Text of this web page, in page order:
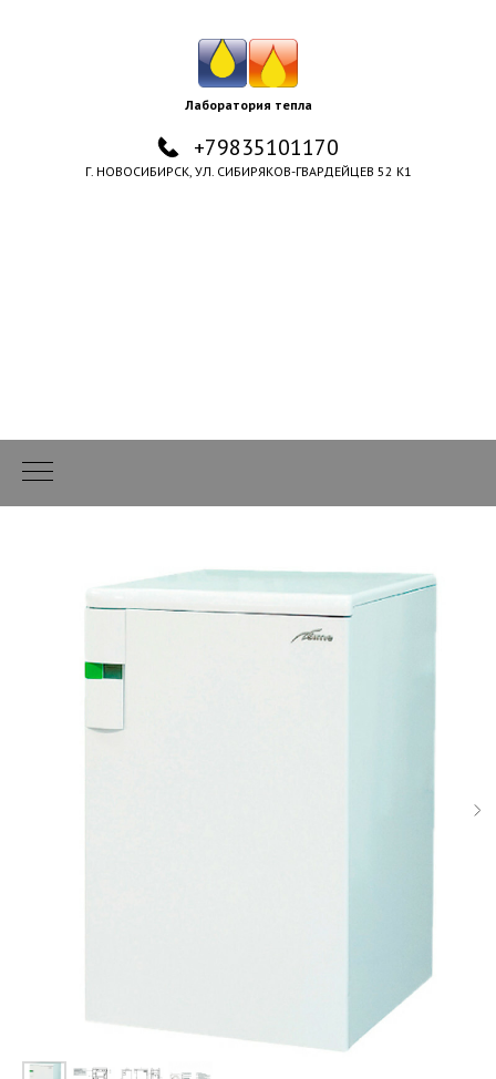
Лаборатория тепла
+79835101170
Г. НОВОСИБИРСК, УЛ. СИБИРЯКОВ-ГВАРДЕЙЦЕВ 52 К1